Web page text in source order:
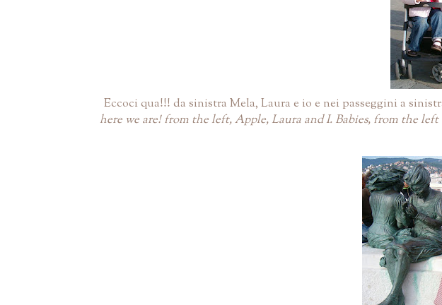
Eccoci qua!!! da sinistra Mela, Laura e io e nei passeggini a
here we are! from the left, Apple, Laura and I. Babies, from the